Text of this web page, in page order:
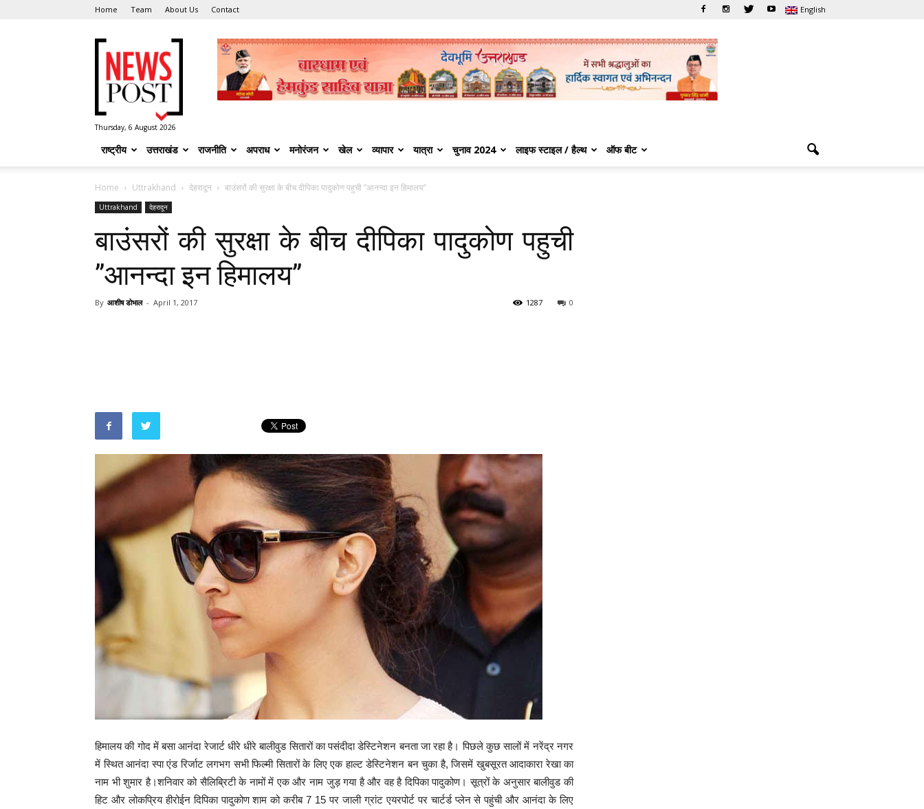
Home Team About Us Contact English
Post
Thursday, 6 August 2026
राष्ट्रीय उत्तराखंड राजनीति अपराध मनोरंजन खेल व्यापार यात्रा चुनाव 2024 लाइफ स्टाइल / हैल्थ ऑफ बीट
Home Uttrakhand देहरादून बाउंसरों की सुरक्षा के बीच दीपिका पादुकोण पहुची ”आनन्दा इन हिमालय”
Uttrakhand देहरादून
बाउंसरों की सुरक्षा के बीच दीपिका पादुकोण पहुची
”आनन्दा इन हिमालय”
By आशीष डोभाल - April 1, 2017 0
1287
हिमालय की गोद में बसा आनंदा रेजार्ट धीरे धीरे बालीवुड सितारों का पसंदीदा डेस्टिनेशन बनता जा रहा है। पिछले कुछ सालों में नरेंद्र नगर
में स्थित आनंदा स्पा एंड रिर्जाट लगभग सभी फिल्मी सितारों के लिए एक हाल्ट डेस्टिनेशन बन चुका है, जिसमें खुबसूरत आदाकारा रेखा का
नाम भी शुमार है।शनिवार को सैलिब्रिटी के नामों में एक और नाम जुड़ गया है और वह है दिपिका पादुकोण। सूत्रों के अनुसार बालीवुड की
हिट और लोकप्रिय हीरोईन दिपिका पादुकोण शाम को करीब 7 15 पर जाली ग्रांट एयरपोर्ट पर चार्टर्ड प्लेन से पहुंची और आनंदा के लिए